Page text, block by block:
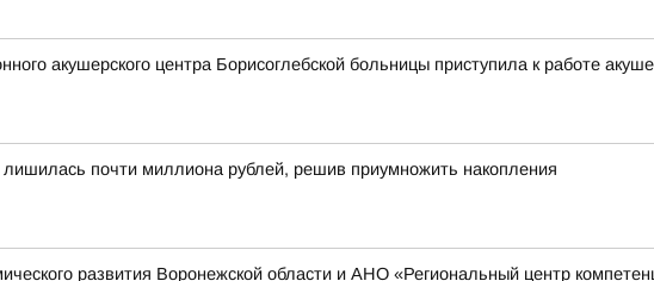
акушерского центра Борисоглебской больницы приступила к работе
почти миллиона рублей, решив приумножить накопления
развития Воронежской области и АНО «Региональный центр